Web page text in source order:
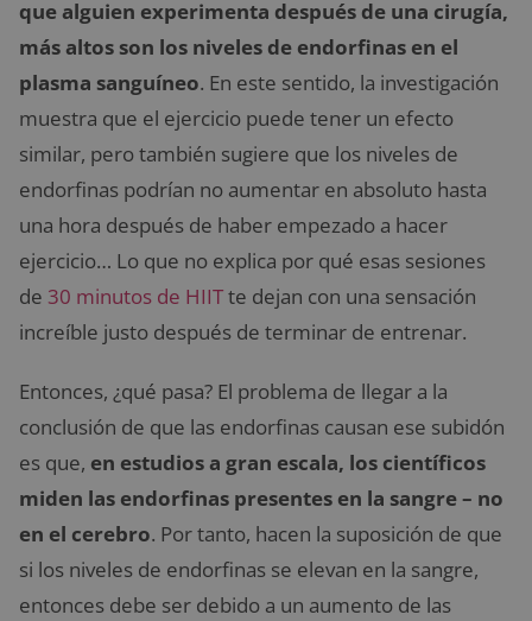
que alguien experimenta después de una cirugía,
más altos son los niveles de endorfinas en el
plasma sanguíneo. En este sentido, la investigación
muestra que el ejercicio puede tener un efecto
similar, pero también sugiere que los niveles de
endorfinas podrían no aumentar en absoluto hasta
una hora después de haber empezado a hacer
ejercicio… Lo que no explica por qué esas sesiones
de 30 minutos de HIITte dejan con una sensación
increíble justo después de terminar de entrenar.
Entonces, ¿qué pasa? El problema de llegar a la
conclusión de que las endorfinas causan ese subidón
es que, en estudios a gran escala, los científicos
miden las endorfinas presentes en la sangre – no
en el cerebro. Por tanto, hacen la suposición de que
si los niveles de endorfinas se elevan en la sangre,
entonces debe ser debido a un aumento de las